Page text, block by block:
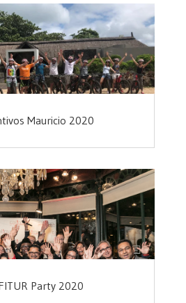
Mauricio 2020
Party 2020